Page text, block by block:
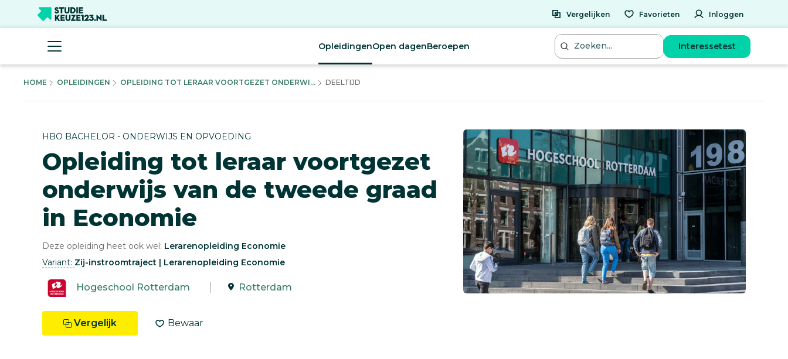
Vergelijken Favorieten Inloggen
OpleidingenOpen dagenBeroepen Interessetest
HOME OPLEIDINGEN OPLEIDING TOT LERAAR VOORTGEZET ONDERWI... DEELTIJD
HBO BACHELOR - ONDERWIJS EN OPVOEDING
Opleiding tot leraar voortgezet
onderwijs van de tweede graad
in Economie
Deze opleiding heet ook wel: Lerarenopleiding Economie
Variant: Zij-instroomtraject | Lerarenopleiding Economie
Hogeschool Rotterdam Rotterdam
Vergelijk Bewaar